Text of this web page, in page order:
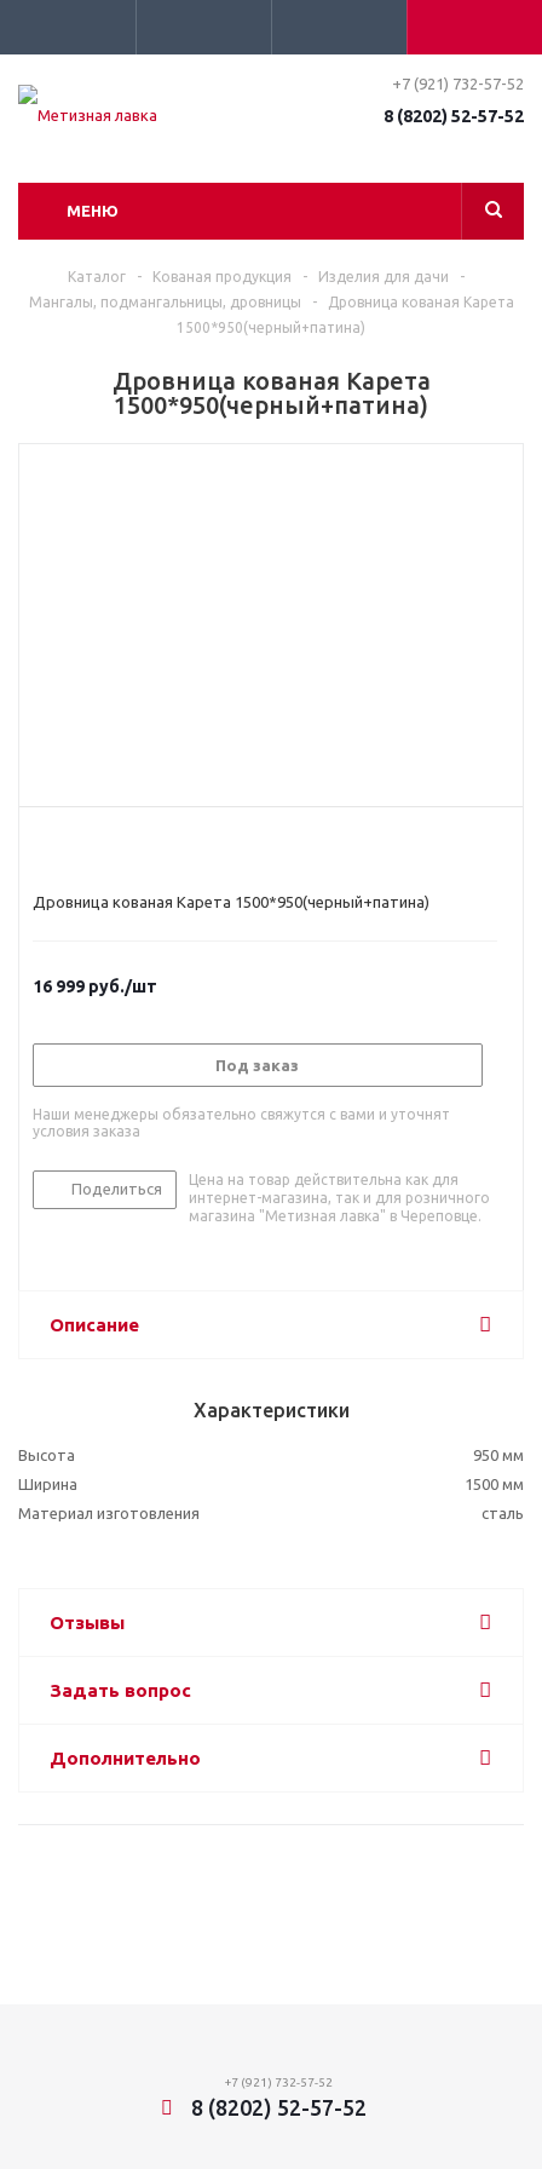
+7 (921) 732-57-52
8 (8202) 52-57-52
МЕНЮ
Каталог - Кованая продукция - Изделия для дачи
-
Мангалы, подмангальницы, дровницы
-
Дровница кованая Карета
1500*950(черный+патина)
Дровница кованая Карета
1500*950(черный+патина)
Дровница кованая Карета 1500*950(черный+патина)
16 999 руб./шт
Под заказ
Наши менеджеры обязательно свяжутся с вами и уточнят
условия заказа
Поделиться
Цена на товар действительна как для
интернет-магазина, так и для розничного
магазина "Метизная лавка" в Череповце.
Описание
Характеристики
Высота
950 мм
Ширина
1500 мм
Материал изготовления
сталь
Отзывы
Задать вопрос
Дополнительно
+7 (921) 732-57-52
8 (8202) 52-57-52